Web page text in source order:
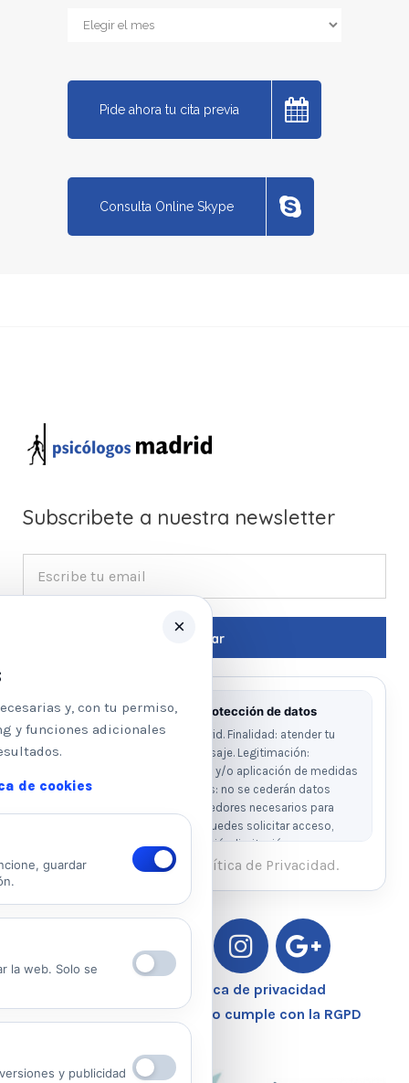
Archivos
Pide ahora tu cita previa
Consulta Online Skype
Subscribete a nuestra newsletter
Información básica sobre protección de datos
Responsable: Psicologos Madrid. Finalidad: atender tu
solicitud y responder a tu mensaje. Legitimación:
consentimiento del interesado y/o aplicación de medidas
precontractuales. Destinatarios: no se cederán datos
salvo obligación legal o proveedores necesarios para
prestar el servicio. Derechos: puedes solicitar acceso,
rectificación, supresión, oposición, limitación y
portabilidad escribiendo al email legal indicado.
Ver Política de Cookies
He leído y acepto la Política de Privacidad.
Aviso Legal – Política de privacidad
Nuestro Centro Sanitario cumple con la RGPD
×
y, con tu permiso,
y funciones adicionales
de cookies
guardar
la web. Solo se
y publicidad